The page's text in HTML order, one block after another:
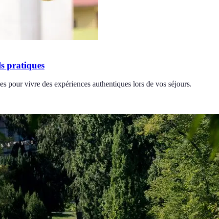
pratiques
pour vivre des expériences authentiques lors de vos séjours.